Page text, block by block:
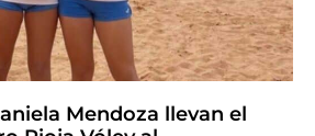
Mendoza llevan el